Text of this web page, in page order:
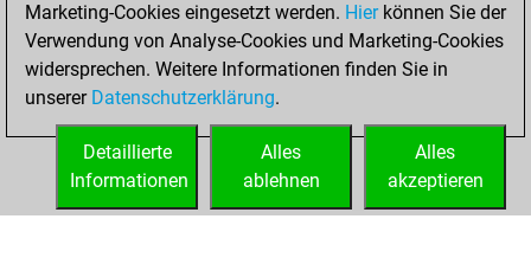
You played 304
blitz games
Play
You scored
blitz
Marketing-Cookies eingesetzt werden. Hierkönnen Sie der
Verwendung von Analyse-Cookies und Marketing-Cookies
widersprechen. Weitere Informationen finden Sie in
unserer Datenschutzerklärung.
Alles
akzeptieren
Alles
ablehnen
Detaillierte
Informationen